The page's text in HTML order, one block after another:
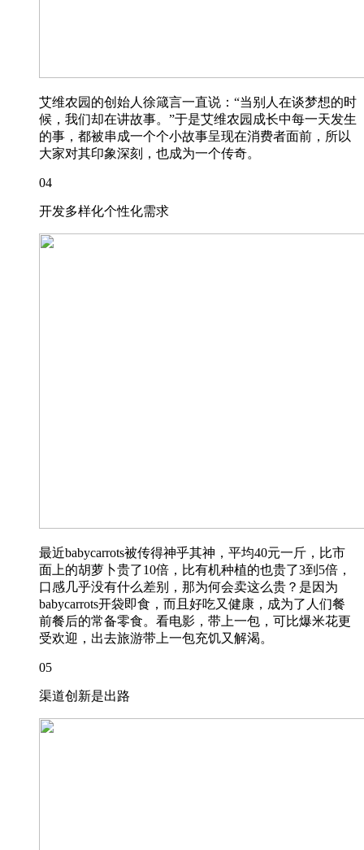
艾维农园的创始人徐箴言一直说：“当别人在谈梦想的时
候，我们却在讲故事。”于是艾维农园成长中每一天发生
的事，都被串成一个个小故事呈现在消费者面前，所以
大家对其印象深刻，也成为一个传奇。
04
开发多样化个性化需求
最近babycarrots被传得神乎其神，平均40元一斤，比市
面上的胡萝卜贵了10倍，比有机种植的也贵了3到5倍，
口感几乎没有什么差别，那为何会卖这么贵？是因为
babycarrots开袋即食，而且好吃又健康，成为了人们餐
前餐后的常备零食。看电影，带上一包，可比爆米花更
受欢迎，出去旅游带上一包充饥又解渴。
05
渠道创新是出路